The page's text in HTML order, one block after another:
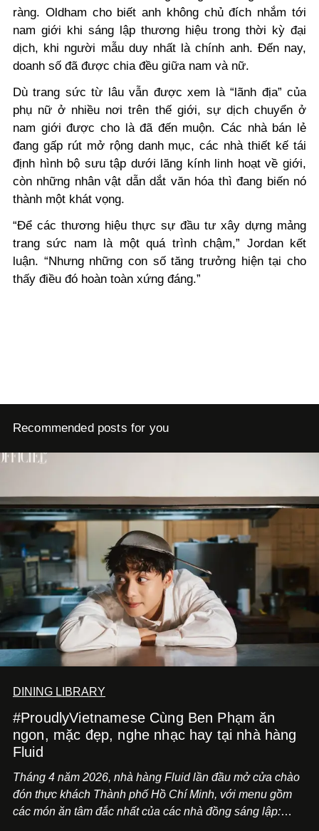
ràng. Oldham cho biết anh không chủ đích nhắm tới
nam giới khi sáng lập thương hiệu trong thời kỳ đại
dịch, khi người mẫu duy nhất là chính anh. Đến nay,
doanh số đã được chia đều giữa nam và nữ.
Dù trang sức từ lâu vẫn được xem là “lãnh địa” của
phụ nữ ở nhiều nơi trên thế giới, sự dịch chuyển ở
nam giới được cho là đã đến muộn. Các nhà bán lẻ
đang gấp rút mở rộng danh mục, các nhà thiết kế tái
định hình bộ sưu tập dưới lăng kính linh hoạt về giới,
còn những nhân vật dẫn dắt văn hóa thì đang biến nó
thành một khát vọng.
“Để các thương hiệu thực sự đầu tư xây dựng mảng
trang sức nam là một quá trình chậm,” Jordan kết
luận. “Nhưng những con số tăng trưởng hiện tại cho
thấy điều đó hoàn toàn xứng đáng.”
Recommended posts for you
DINING LIBRARY
#ProudlyVietnamese Cùng Ben Phạm ăn
ngon, mặc đẹp, nghe nhạc hay tại nhà hàng
Fluid
Tháng 4 năm 2026, nhà hàng Fluid lần đầu mở cửa chào
đón thực khách Thành phố Hồ Chí Minh, với menu gồm
các món ăn tâm đắc nhất của các nhà đồng sáng lập: